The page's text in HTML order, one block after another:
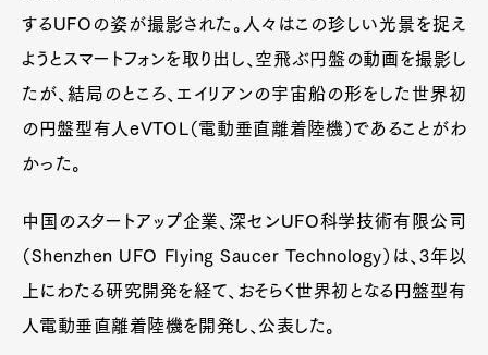
するUFOの姿が撮影された。人々はこの珍しい光景を捉え
ようとスマートフォンを取り出し、空飛ぶ円盤の動画を撮影し
たが、結局のところ、エイリアンの宇宙船の形をした世界初
の円盤型有人eVTOL（電動垂直離着陸機）であることがわ
かった。
中国のスタートアップ企業、深センUFO科学技術有限公司
（Shenzhen UFO Flying Saucer Technology）は、3年以
上にわたる研究開発を経て、おそらく世界初となる円盤型有
人電動垂直離着陸機を開発し、公表した。